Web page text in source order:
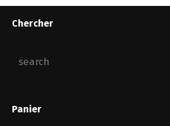
Chercher
Panier